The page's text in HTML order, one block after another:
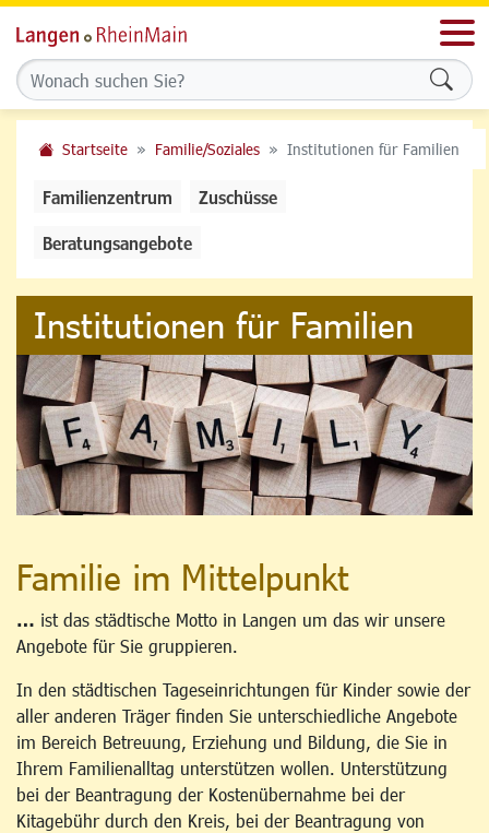
Startseite Familie/Soziales Institutionen für Familien
Familienzentrum Zuschüsse
Beratungsangebote
Institutionen für Familien
Familie im Mittelpunkt
… ist das städtische Motto in Langen um das wir unsere
Angebote für Sie gruppieren.
In den städtischen Tageseinrichtungen für Kinder sowie der
aller anderen Träger finden Sie unterschiedliche Angebote
im Bereich Betreuung, Erziehung und Bildung, die Sie in
Ihrem Familienalltag unterstützen wollen. Unterstützung
bei der Beantragung der Kostenübernahme bei der
Kitagebühr durch den Kreis, bei der Beantragung von